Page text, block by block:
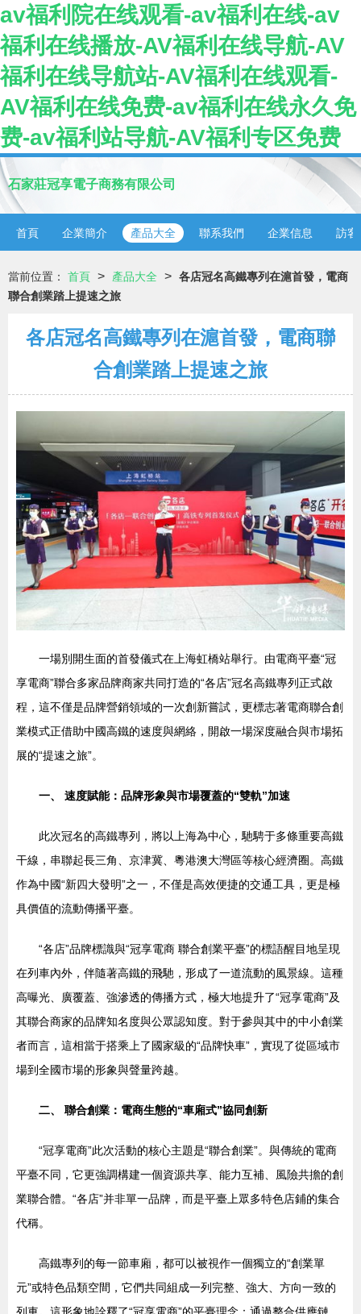
av福利院在线观看-av福利在线-av
福利在线播放-AV福利在线导航-AV
福利在线导航站-AV福利在线观看-
AV福利在线免费-av福利在线永久免
费-av福利站导航-AV福利专区免费
石家莊冠享電子商務有限公司
首頁 企業簡介 產品大全 聯系我們 企業信息 訪客
當前位置： 首頁 > 產品大全 > 各店冠名高鐵專列在滬首發，電商
聯合創業踏上提速之旅
各店冠名高鐵專列在滬首發，電商聯
合創業踏上提速之旅
一場別開生面的首發儀式在上海虹橋站舉行。由電商平臺“冠
享電商”聯合多家品牌商家共同打造的“各店”冠名高鐵專列正式啟
程，這不僅是品牌營銷領域的一次創新嘗試，更標志著電商聯合創
業模式正借助中國高鐵的速度與網絡，開啟一場深度融合與市場拓
展的“提速之旅”。
一、 速度賦能：品牌形象與市場覆蓋的“雙軌”加速
此次冠名的高鐵專列，將以上海為中心，馳騁于多條重要高鐵
干線，串聯起長三角、京津冀、粵港澳大灣區等核心經濟圈。高鐵
作為中國“新四大發明”之一，不僅是高效便捷的交通工具，更是極
具價值的流動傳播平臺。
“各店”品牌標識與“冠享電商 聯合創業平臺”的標語醒目地呈現
在列車內外，伴隨著高鐵的飛馳，形成了一道流動的風景線。這種
高曝光、廣覆蓋、強滲透的傳播方式，極大地提升了“冠享電商”及
其聯合商家的品牌知名度與公眾認知度。對于參與其中的中小創業
者而言，這相當于搭乘上了國家級的“品牌快車”，實現了從區域市
場到全國市場的形象與聲量跨越。
二、 聯合創業：電商生態的“車廂式”協同創新
“冠享電商”此次活動的核心主題是“聯合創業”。與傳統的電商
平臺不同，它更強調構建一個資源共享、能力互補、風險共擔的創
業聯合體。“各店”并非單一品牌，而是平臺上眾多特色店鋪的集合
代稱。
高鐵專列的每一節車廂，都可以被視作一個獨立的“創業單
元”或特色品類空間，它們共同組成一列完整、強大、方向一致的